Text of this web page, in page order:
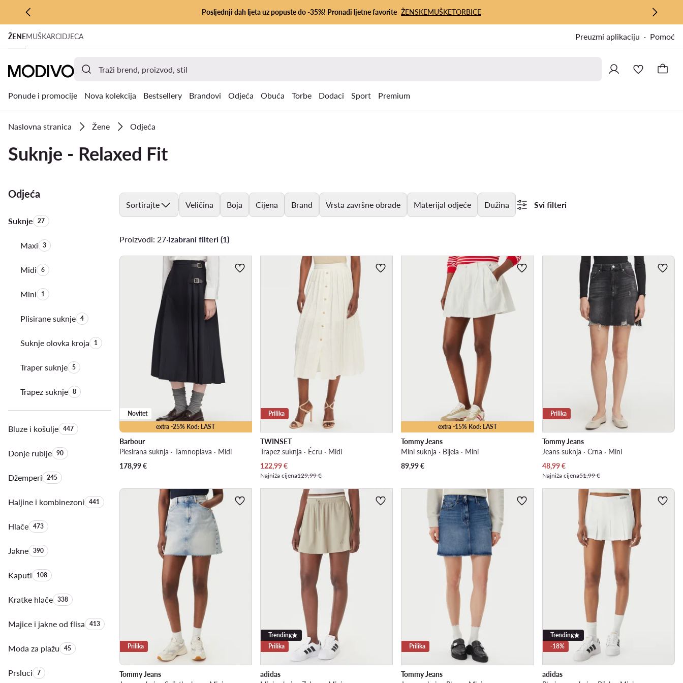
PRIJEĐI NA GLAVNI SADRŽAJ
PRIJEĐI NA PRETRAŽIVANJE
Posljednji dah ljeta uz popuste do -35%! Pronađi ljetne favorite ŽENSKEMUŠKETORBICE
ŽENEMUŠKARCIDJECA Preuzmi aplikaciju Pomoć
Ponude i promocije Nova kolekcija Bestsellery Brandovi Odjeća Obuća Torbe Dodaci Sport Premium
Naslovna stranica Žene Odjeća
Suknje - Relaxed Fit
Odjeća
SuknjeKoličina proizvoda:
27
MaxiKoličina proizvoda:
3
MidiKoličina proizvoda:
6
MiniKoličina proizvoda:
1
Plisirane suknjeKoličina proizvoda:
4
Suknje olovka krojaKoličina proizvoda:
1
Traper suknjeKoličina proizvoda:
5
Trapez suknjeKoličina proizvoda:
8
Bluze i košuljeKoličina proizvoda:
447
Donje rubljeKoličina proizvoda:
90
DžemperiKoličina proizvoda:
245
Haljine i kombinezoniKoličina proizvoda:
441
HlačeKoličina proizvoda:
473
JakneKoličina proizvoda:
390
KaputiKoličina proizvoda:
108
Kratke hlačeKoličina proizvoda:
338
Majice i jakne od flisaKoličina proizvoda:
413
Moda za plažuKoličina proizvoda:
45
PrsluciKoličina proizvoda:
7
Sortirajte Veličina Boja Cijena Brand Vrsta završne obrade Materijal odjeće Dužina Svi filteri
Proizvodi: 27·Izabrani filteri (1)
extra -25% Kod: LAST
Novitet
Barbour
Plesirana suknja · Tamnoplava · Midi
178,99€
Prilika
TWINSET
Trapez suknja · Écru · Midi
Trenutna cijena
122,99€
Najniža cijena129,99 €
extra -15% Kod: LAST
Tommy Jeans
Mini suknja · Bijela · Mini
89,99€
Prilika
Tommy Jeans
Jeans suknja · Crna · Mini
Trenutna cijena
48,99€
Najniža cijena51,99 €
Prilika
Tommy Jeans
Trending
Prilika
adidas
Prilika
Tommy Jeans
Trending
-18%
adidas